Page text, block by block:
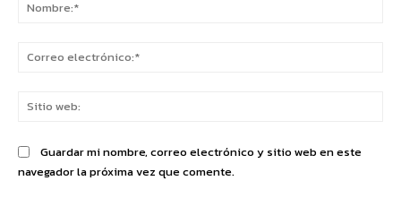
Guardar mi nombre, correo electrónico y sitio web en este
navegador la próxima vez que comente.